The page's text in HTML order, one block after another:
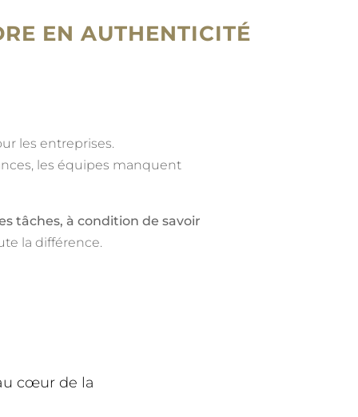
EN AUTHENTICITÉ
les entreprises.
les équipes manquent
tâches, à condition de savoir
la différence.
cœur de la